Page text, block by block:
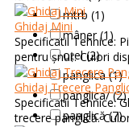
mtrb (1)
mâner (1)
oțel (2)
panglica (1)
panglica/ (2)
panglică (7)
Ghidaj Mini
Specificatii Tehnice:
pentru șnur. Culori
Ghidaj Trecere
Specificatii Tehnice:
trecere panglică.